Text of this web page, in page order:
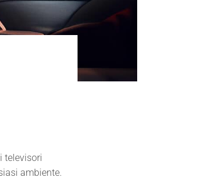
televisori
ambiente.